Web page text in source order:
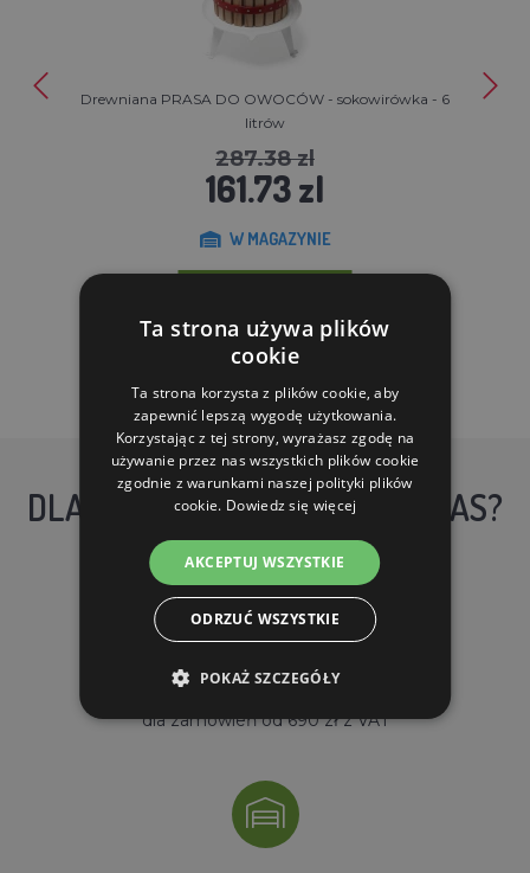
Drewniana PRASA DO OWOCÓW - sokowirówka - 6
litrów
287.38 zl
161.73 zl
W MAGAZYNIE
DLACZEGO WARTO KUPIĆ U NAS?
DARMOWA WYSYŁKA
dla zamówień od 690 zł z VAT
Ta strona używa plików
cookie
Ta strona korzysta z plików cookie, aby
zapewnić lepszą wygodę użytkowania.
Korzystając z tej strony, wyrażasz zgodę na
używanie przez nas wszystkich plików cookie
zgodnie z warunkami naszej polityki plików
cookie. Dowiedz się więcej
AKCEPTUJ WSZYSTKIE
ODRZUĆ WSZYSTKIE
POKAŻ SZCZEGÓŁY